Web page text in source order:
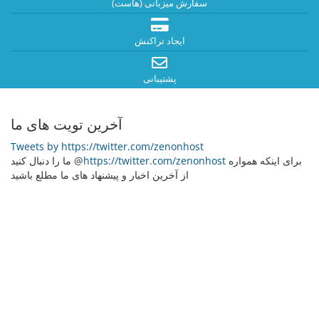
سفارش میزبانی (هاست)
ایجاد تراکنش
پشتیبانی
آخرین تویت های ما
Tweets by https://twitter.com/zenonhost
ما را دنبال کنید @https://twitter.com/zenonhost
از آخرین اخبار و پیشنهاد های ما مطلع باشید